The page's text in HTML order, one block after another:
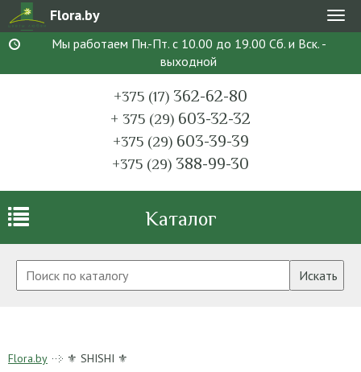
Flora.by
Мы работаем Пн.-Пт. с 10.00 до 19.00 Сб. и Вск. -
выходной
+375 (17) 362-62-80
+ 375 (29) 603-32-32
+375 (29)603-39-39
+375 (29) 388-99-30
Каталог
Искать
Flora.by ⚜ SHISHI ⚜